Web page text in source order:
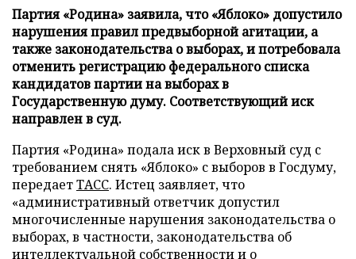
Партия «Родина» заявила, что «Яблоко» допустило
нарушения правил предвыборной агитации, а
также законодательства о выборах, и потребовала
отменить регистрацию федерального списка
кандидатов партии на выборах в
Государственную думу. Соответствующий иск
направлен в суд.
Партия «Родина» подала иск в Верховный суд с
требованием снять «Яблоко» с выборов в Госдуму,
передаетТАСС. Истец заявляет, что
«административный ответчик допустил
многочисленные нарушения законодательства о
выборах, в частности, законодательства об
интеллектуальной собственности и о